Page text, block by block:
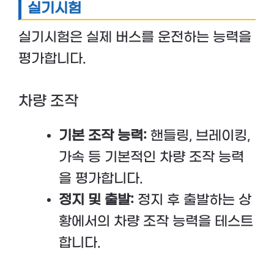
실기시험
실기시험은 실제 버스를 운전하는 능력을
평가합니다.
차량 조작
기본 조작 능력: 핸들링, 브레이킹,
가속 등 기본적인 차량 조작 능력
을 평가합니다.
정지 및 출발: 정지 후 출발하는 상
황에서의 차량 조작 능력을 테스트
합니다.